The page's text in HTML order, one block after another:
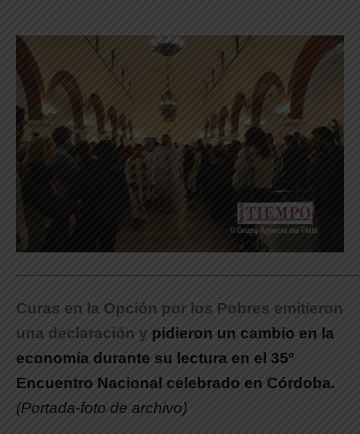
Curas en la Opción por los Pobres emitieron
una declaración y pidieron un cambio en la
economía durante su lectura en el 35º
Encuentro Nacional celebrado en Córdoba.
(Portada-foto de archivo)